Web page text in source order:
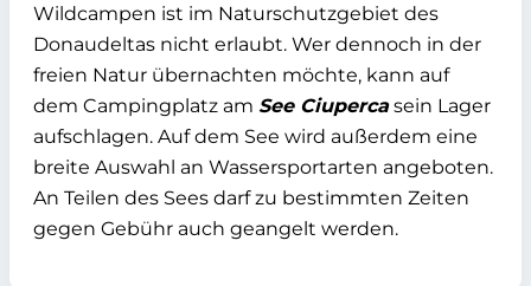
Wildcampen ist im Naturschutzgebiet des
Donaudeltas nicht erlaubt. Wer dennoch in der
freien Natur übernachten möchte, kann auf
dem Campingplatz am See Ciupercasein Lager
aufschlagen. Auf dem See wird außerdem eine
breite Auswahl an Wassersportarten angeboten.
An Teilen des Sees darf zu bestimmten Zeiten
gegen Gebühr auch geangelt werden.